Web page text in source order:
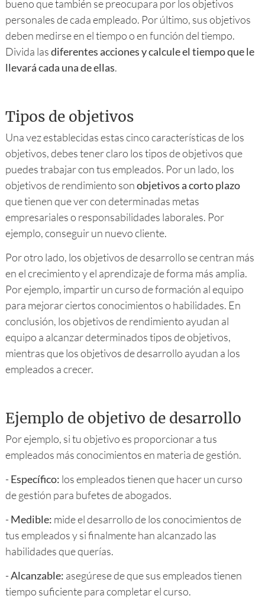
bueno que también se preocupara por los objetivos
personales de cada empleado. Por último, sus objetivos
deben medirse en el tiempo o en función del tiempo.
Divida lasdiferentes acciones y calcule el tiempo que le
llevará cada una de ellas.
Tipos de objetivos
Una vez establecidas estas cinco características de los
objetivos, debes tener claro los tipos de objetivos que
puedes trabajar con tus empleados. Por un lado, los
objetivos de rendimiento sonobjetivos a corto plazo
que tienen que ver con determinadas metas
empresariales o responsabilidades laborales. Por
ejemplo, conseguir un nuevo cliente.
Por otro lado, los objetivos de desarrollo se centran más
en el crecimiento y el aprendizaje de forma más amplia.
Por ejemplo, impartir un curso de formación al equipo
para mejorar ciertos conocimientos o habilidades. En
conclusión, los objetivos de rendimiento ayudan al
equipo a alcanzar determinados tipos de objetivos,
mientras que los objetivos de desarrollo ayudan a los
empleados a crecer.
Ejemplo de objetivo de desarrollo
Por ejemplo, si tu objetivo es proporcionar a tus
empleados más conocimientos en materia de gestión.
- Específico: los empleados tienen que hacer un curso
de gestión para bufetes de abogados.
- Medible: mide el desarrollo de los conocimientos de
tus empleados y si finalmente han alcanzado las
habilidades que querías.
-Alcanzable: asegúrese de que sus empleados tienen
tiempo suficiente para completar el curso.